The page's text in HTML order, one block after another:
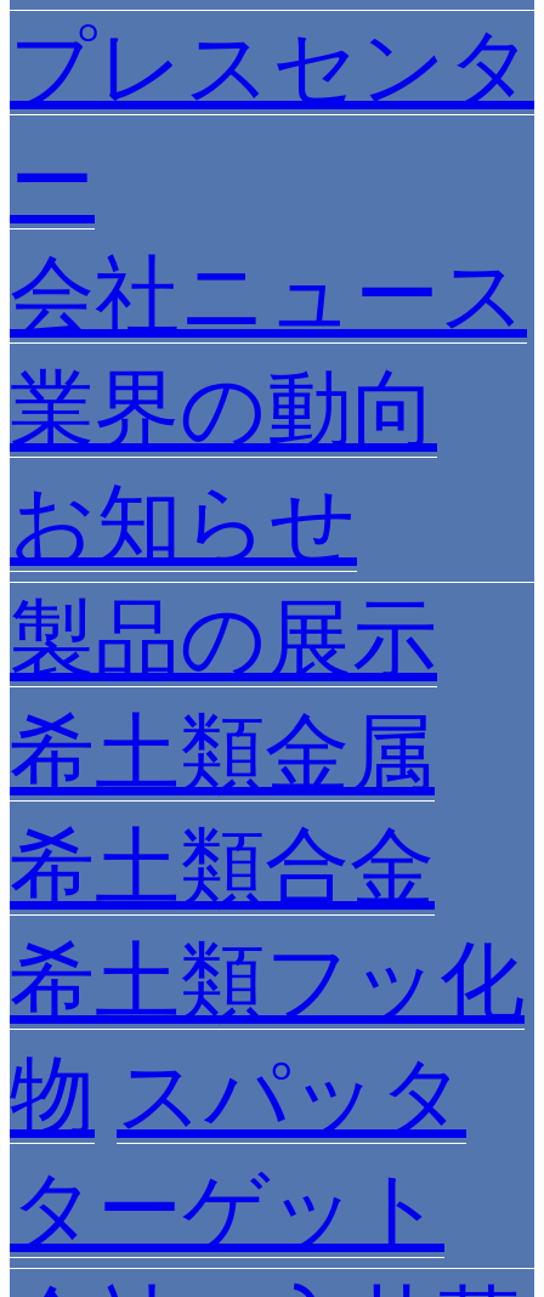
プレスセンタ
ー
会社ニュース
業界の動向
お知らせ
製品の展示
希土類金属
希土類合金
希土類フッ化
物 スパッタ
ターゲット